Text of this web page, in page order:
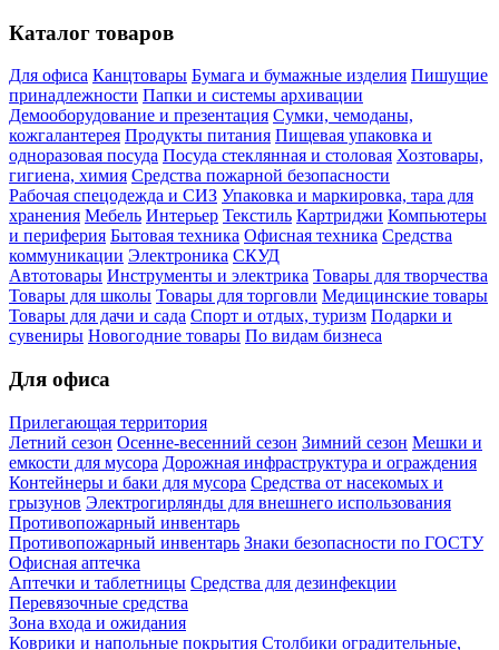
Каталог товаров
Для офиса Канцтовары Бумага и бумажные изделия Пишущие
принадлежности Папки и системы архивации
Демооборудование и презентация Сумки, чемоданы,
кожгалантерея Продукты питания Пищевая упаковка и
одноразовая посуда Посуда стеклянная и столовая Хозтовары,
гигиена, химия Средства пожарной безопасности
Рабочая спецодежда и СИЗ Упаковка и маркировка, тара для
хранения Мебель Интерьер Текстиль Картриджи Компьютеры
и периферия Бытовая техника Офисная техника Средства
коммуникации Электроника СКУД
Автотовары Инструменты и электрика Товары для творчества
Товары для школы Товары для торговли Медицинские товары
Товары для дачи и сада Спорт и отдых, туризм Подарки и
сувениры Новогодние товары По видам бизнеса
Для офиса
Прилегающая территория
Летний сезон Осенне-весенний сезон Зимний сезон Мешки и
емкости для мусора Дорожная инфраструктура и ограждения
Контейнеры и баки для мусора Средства от насекомых и
грызунов Электрогирлянды для внешнего использования
Противопожарный инвентарь
Противопожарный инвентарь Знаки безопасности по ГОСТУ
Офисная аптечка
Аптечки и таблетницы Средства для дезинфекции
Перевязочные средства
Зона входа и ожидания
Коврики и напольные покрытия Столбики оградительные,